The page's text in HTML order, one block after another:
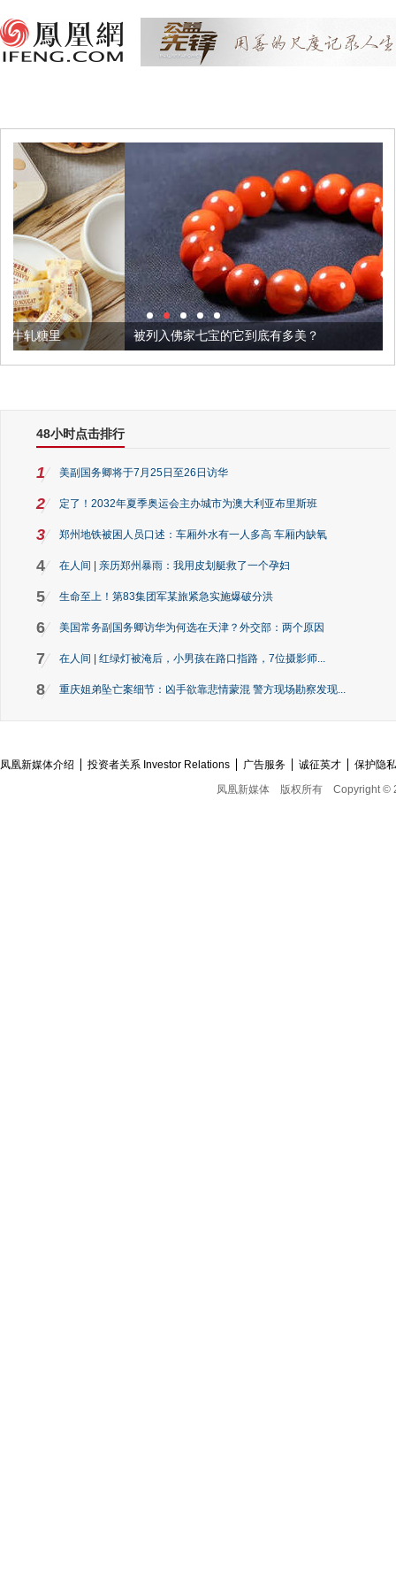
被列入佛家七宝的它到底有多美？
48小时点击排行
1 美副国务卿将于7月25日至26日访华
2 定了！2032年夏季奥运会主办城市为澳大利亚布里斯班
3 郑州地铁被困人员口述：车厢外水有一人多高 车厢内缺氧
4 在人间 | 亲历郑州暴雨：我用皮划艇救了一个孕妇
5 生命至上！第83集团军某旅紧急实施爆破分洪
6 美国常务副国务卿访华为何选在天津？外交部：两个原因
7 在人间 | 红绿灯被淹后，小男孩在路口指路，7位摄影师...
8 重庆姐弟坠亡案细节：凶手欲靠悲情蒙混 警方现场勘察发现...
凤凰新媒体介绍 投资者关系 Investor Relations 广告服务 诚征英才
保护隐
凤凰新媒体
版权所有 Copyright ©